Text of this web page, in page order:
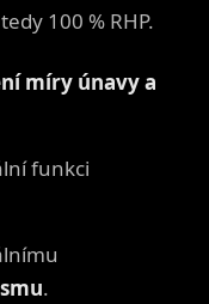
100 % RHP.
míry únavy a
funkci
.